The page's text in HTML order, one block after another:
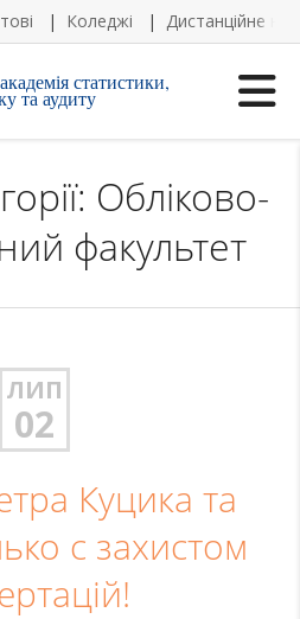
Коледжі Дистанційне
статистики,
та аудиту
Обліково-
факультет
ЛИП
02
Куцика та
с захистом